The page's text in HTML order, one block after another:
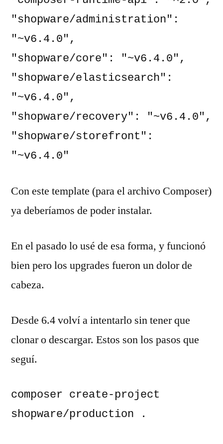
"shopware/administration":
"~v6.4.0",
"shopware/core": "~v6.4.0",
"shopware/elasticsearch":
"~v6.4.0",
"shopware/recovery": "~v6.4.0",
"shopware/storefront":
"~v6.4.0"
Con este template (para el archivo Composer)
ya deberíamos de poder instalar.
En el pasado lo usé de esa forma, y funcionó
bien pero los upgrades fueron un dolor de
cabeza.
Desde 6.4 volví a intentarlo sin tener que
clonar o descargar. Estos son los pasos que
seguí.
composer create-project
shopware/production .